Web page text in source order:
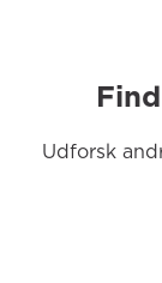
Udforsk